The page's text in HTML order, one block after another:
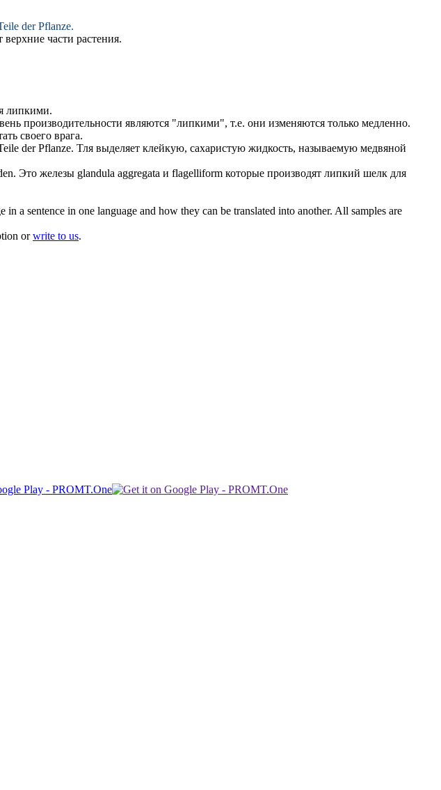
der Pflanze.
части растения.
липкими.
производительности являются "липкими", т.е. они изменяются только медленно.
своего врага.
der Pflanze. Тля выделяет клейкую, сахаристую жидкость, называемую медвяной
Это железы glandula aggregata и flagelliform которые производят липкий шелк для
a sentence in one language and how they can be translated into another. All samples are
orwrite to us.